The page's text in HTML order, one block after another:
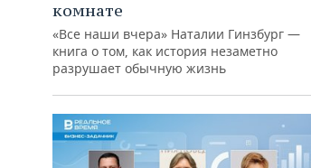
комнате
«Все наши вчера» Наталии Гинзбург —
книга о том, как история незаметно
разрушает обычную жизнь